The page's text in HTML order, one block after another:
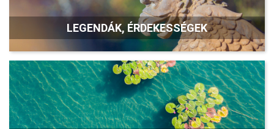
LEGENDÁK, ÉRDEKESSÉGEK